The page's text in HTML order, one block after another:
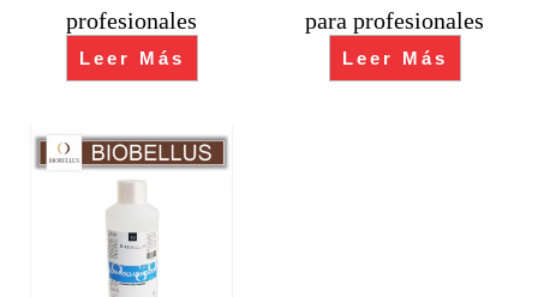
profesionales
Leer Más
para profesionales
Leer Más